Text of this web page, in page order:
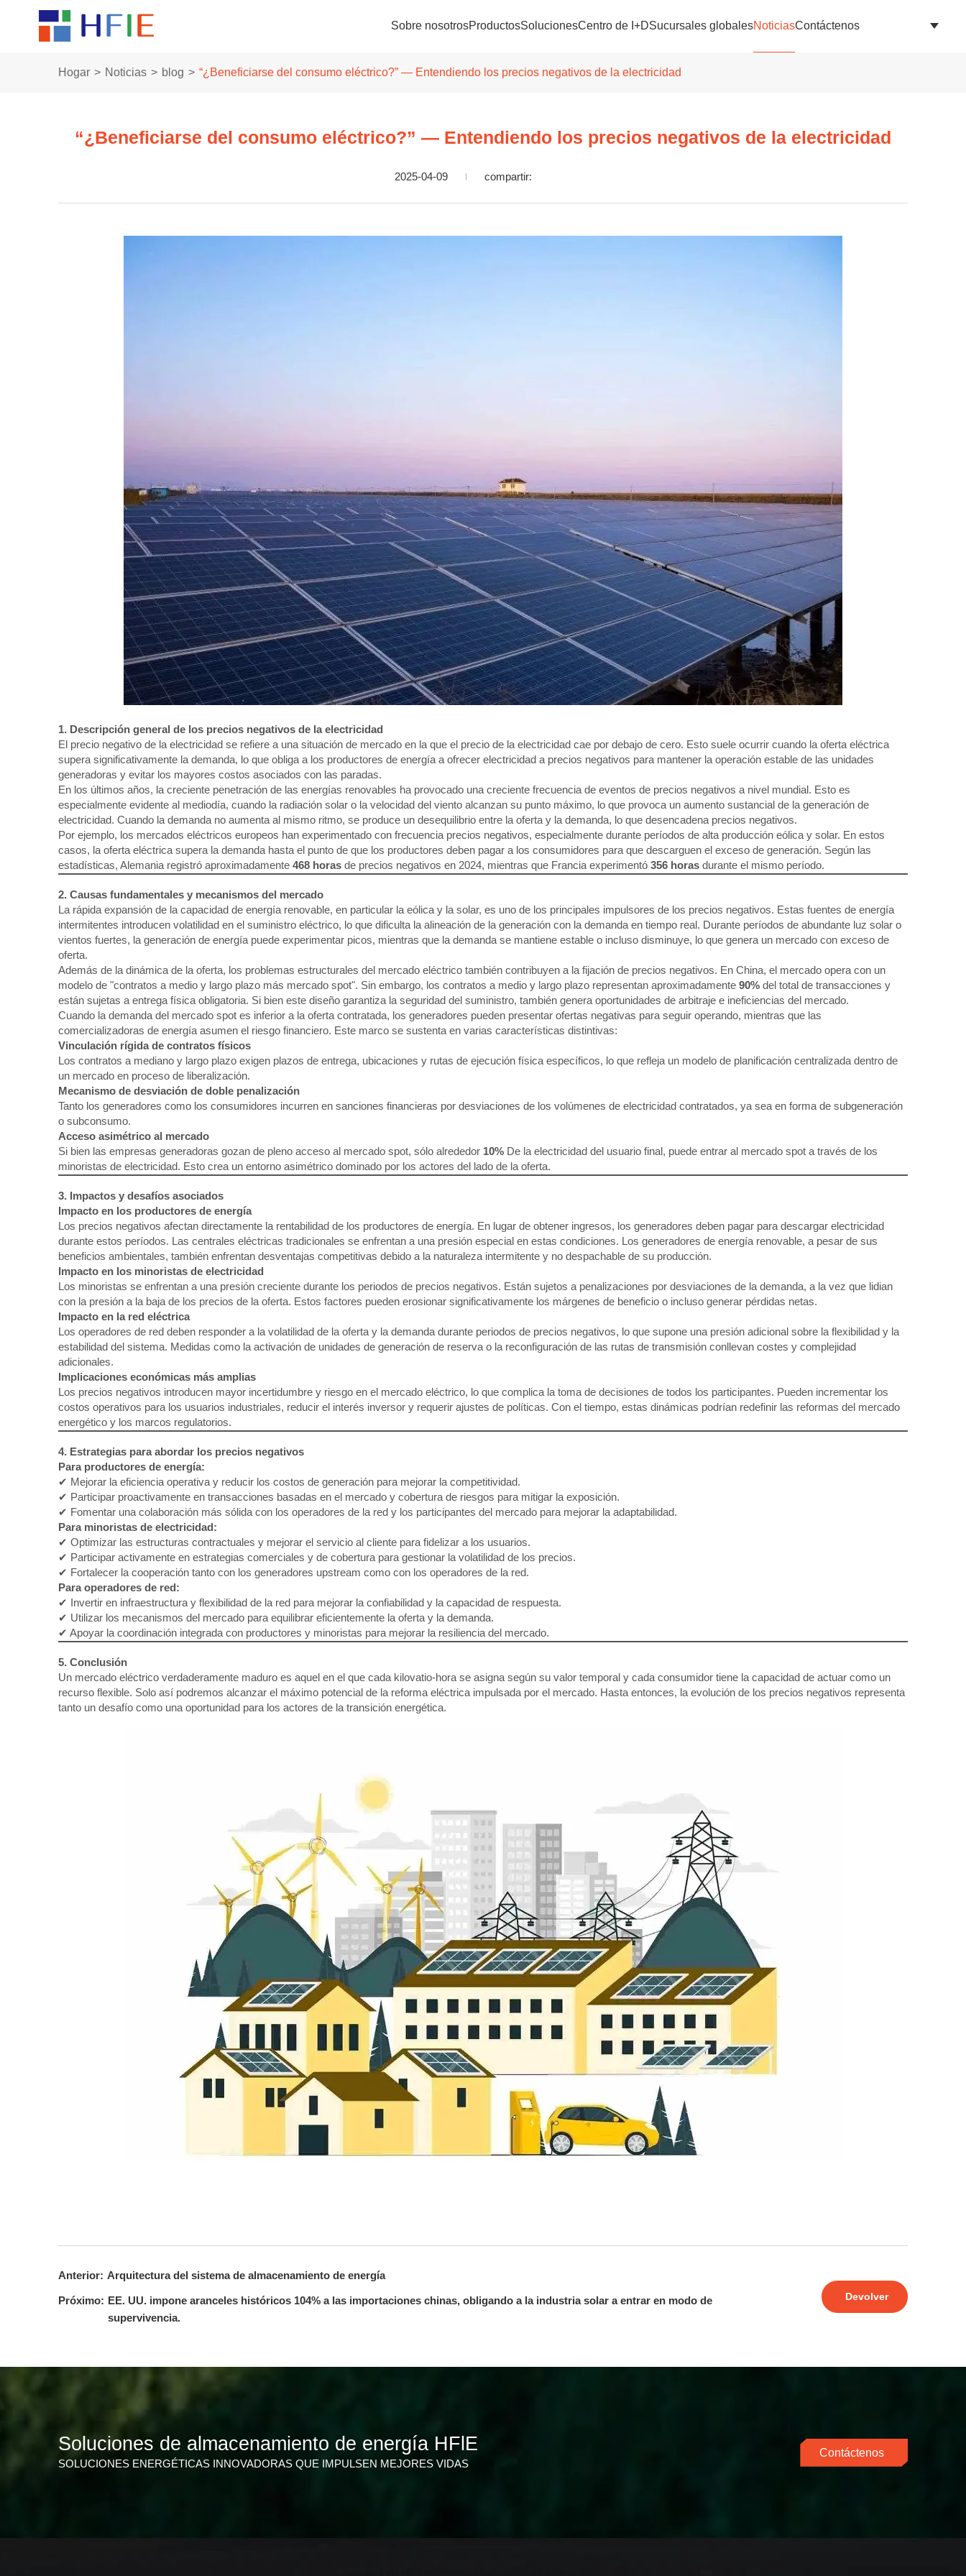
Sobre nosotrosProductosSolucionesCentro de I+DSucursales globalesNoticiasContáctenos
Hogar Noticias blog “¿Beneficiarse del consumo eléctrico?” — Entendiendo los precios negativos de la electricidad
“¿Beneficiarse del consumo eléctrico?” — Entendiendo los precios negativos de la electricidad
2025-04-09 compartir:
1. Descripción general de los precios negativos de la electricidad
El precio negativo de la electricidad se refiere a una situación de mercado en la que el precio de la electricidad cae por debajo de cero. Esto suele ocurrir cuando la oferta eléctrica
supera significativamente la demanda, lo que obliga a los productores de energía a ofrecer electricidad a precios negativos para mantener la operación estable de las unidades
generadoras y evitar los mayores costos asociados con las paradas.
En los últimos años, la creciente penetración de las energías renovables ha provocado una creciente frecuencia de eventos de precios negativos a nivel mundial. Esto es
especialmente evidente al mediodía, cuando la radiación solar o la velocidad del viento alcanzan su punto máximo, lo que provoca un aumento sustancial de la generación de
electricidad. Cuando la demanda no aumenta al mismo ritmo, se produce un desequilibrio entre la oferta y la demanda, lo que desencadena precios negativos.
Por ejemplo, los mercados eléctricos europeos han experimentado con frecuencia precios negativos, especialmente durante períodos de alta producción eólica y solar. En estos
casos, la oferta eléctrica supera la demanda hasta el punto de que los productores deben pagar a los consumidores para que descarguen el exceso de generación. Según las
estadísticas, Alemania registró aproximadamente 468 horasde precios negativos en 2024, mientras que Francia experimentó 356 horasdurante el mismo período.
2. Causas fundamentales y mecanismos del mercado
La rápida expansión de la capacidad de energía renovable, en particular la eólica y la solar, es uno de los principales impulsores de los precios negativos. Estas fuentes de energía
intermitentes introducen volatilidad en el suministro eléctrico, lo que dificulta la alineación de la generación con la demanda en tiempo real. Durante períodos de abundante luz solar o
vientos fuertes, la generación de energía puede experimentar picos, mientras que la demanda se mantiene estable o incluso disminuye, lo que genera un mercado con exceso de
oferta.
Además de la dinámica de la oferta, los problemas estructurales del mercado eléctrico también contribuyen a la fijación de precios negativos. En China, el mercado opera con un
modelo de "contratos a medio y largo plazo más mercado spot". Sin embargo, los contratos a medio y largo plazo representan aproximadamente 90%del total de transacciones y
están sujetas a entrega física obligatoria. Si bien este diseño garantiza la seguridad del suministro, también genera oportunidades de arbitraje e ineficiencias del mercado.
Cuando la demanda del mercado spot es inferior a la oferta contratada, los generadores pueden presentar ofertas negativas para seguir operando, mientras que las
comercializadoras de energía asumen el riesgo financiero. Este marco se sustenta en varias características distintivas:
Vinculación rígida de contratos físicos
Los contratos a mediano y largo plazo exigen plazos de entrega, ubicaciones y rutas de ejecución física específicos, lo que refleja un modelo de planificación centralizada dentro de
un mercado en proceso de liberalización.
Mecanismo de desviación de doble penalización
Tanto los generadores como los consumidores incurren en sanciones financieras por desviaciones de los volúmenes de electricidad contratados, ya sea en forma de subgeneración
o subconsumo.
Acceso asimétrico al mercado
Si bien las empresas generadoras gozan de pleno acceso al mercado spot, sólo alrededor 10%De la electricidad del usuario final, puede entrar al mercado spot a través de los
minoristas de electricidad. Esto crea un entorno asimétrico dominado por los actores del lado de la oferta.
3. Impactos y desafíos asociados
Impacto en los productores de energía
Los precios negativos afectan directamente la rentabilidad de los productores de energía. En lugar de obtener ingresos, los generadores deben pagar para descargar electricidad
durante estos períodos. Las centrales eléctricas tradicionales se enfrentan a una presión especial en estas condiciones. Los generadores de energía renovable, a pesar de sus
beneficios ambientales, también enfrentan desventajas competitivas debido a la naturaleza intermitente y no despachable de su producción.
Impacto en los minoristas de electricidad
Los minoristas se enfrentan a una presión creciente durante los periodos de precios negativos. Están sujetos a penalizaciones por desviaciones de la demanda, a la vez que lidian
con la presión a la baja de los precios de la oferta. Estos factores pueden erosionar significativamente los márgenes de beneficio o incluso generar pérdidas netas.
Impacto en la red eléctrica
Los operadores de red deben responder a la volatilidad de la oferta y la demanda durante periodos de precios negativos, lo que supone una presión adicional sobre la flexibilidad y la
estabilidad del sistema. Medidas como la activación de unidades de generación de reserva o la reconfiguración de las rutas de transmisión conllevan costes y complejidad
adicionales.
Implicaciones económicas más amplias
Los precios negativos introducen mayor incertidumbre y riesgo en el mercado eléctrico, lo que complica la toma de decisiones de todos los participantes. Pueden incrementar los
costos operativos para los usuarios industriales, reducir el interés inversor y requerir ajustes de políticas. Con el tiempo, estas dinámicas podrían redefinir las reformas del mercado
energético y los marcos regulatorios.
4. Estrategias para abordar los precios negativos
Para productores de energía:
✔ Mejorar la eficiencia operativa y reducir los costos de generación para mejorar la competitividad.
✔ Participar proactivamente en transacciones basadas en el mercado y cobertura de riesgos para mitigar la exposición.
✔ Fomentar una colaboración más sólida con los operadores de la red y los participantes del mercado para mejorar la adaptabilidad.
Para minoristas de electricidad:
✔ Optimizar las estructuras contractuales y mejorar el servicio al cliente para fidelizar a los usuarios.
✔ Participar activamente en estrategias comerciales y de cobertura para gestionar la volatilidad de los precios.
✔ Fortalecer la cooperación tanto con los generadores upstream como con los operadores de la red.
Para operadores de red:
✔ Invertir en infraestructura y flexibilidad de la red para mejorar la confiabilidad y la capacidad de respuesta.
✔ Utilizar los mecanismos del mercado para equilibrar eficientemente la oferta y la demanda.
✔ Apoyar la coordinación integrada con productores y minoristas para mejorar la resiliencia del mercado.
5. Conclusión
Un mercado eléctrico verdaderamente maduro es aquel en el que cada kilovatio-hora se asigna según su valor temporal y cada consumidor tiene la capacidad de actuar como un
recurso flexible. Solo así podremos alcanzar el máximo potencial de la reforma eléctrica impulsada por el mercado. Hasta entonces, la evolución de los precios negativos representa
tanto un desafío como una oportunidad para los actores de la transición energética.
Anterior: Arquitectura del sistema de almacenamiento de energía
Próximo: EE. UU. impone aranceles históricos 104% a las importaciones chinas, obligando a la industria solar a entrar en modo de
supervivencia.
Devolver
Soluciones de almacenamiento de energía HFlE
SOLUCIONES ENERGÉTICAS INNOVADORAS QUE IMPULSEN MEJORES VIDAS
Contáctenos